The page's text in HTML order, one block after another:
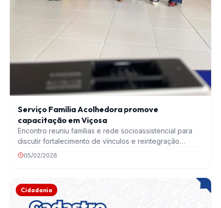
Serviço Família Acolhedora promove
capacitação em Viçosa
Encontro reuniu famílias e rede socioassistencial para
discutir fortalecimento de vínculos e reintegração
familiar O Serviço…
05/02/2026
Cidadania